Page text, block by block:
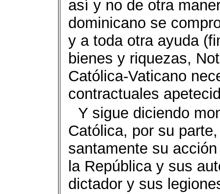
así y no de otra
dominicano se
y a toda otra ayuda
bienes y riquezas,
Católica-Vaticano
contractuales
Y sigue diciendo
Católica, por su
santamente su
la República y sus
dictador y sus